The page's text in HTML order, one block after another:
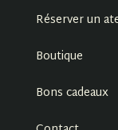
Réserver un
Boutique
Bons cadeaux